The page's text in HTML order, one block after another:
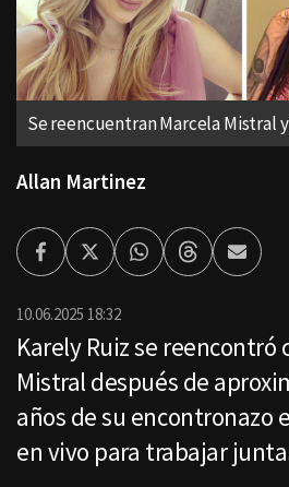
Se reencuentran Marcela Mistral
Allan Martinez
FacebookTwitterWhatsappThreadsEnviar
por
10.06.2025 18:32
Karely Ruiz se reencontró
Mistral después de
años de su encontronazo
en vivo para trabajar